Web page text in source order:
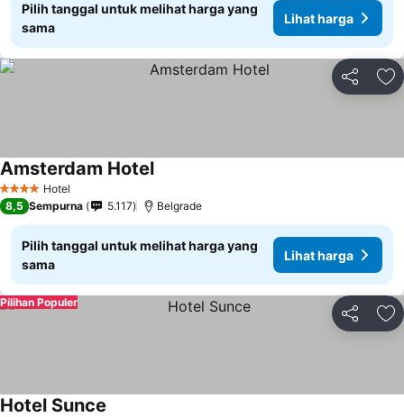
Pilih tanggal untuk melihat harga yang
sama
Lihat harga
Bagikan
4 BintangHotel
Amsterdam Hotel
8,5 Sempurna 5.117 Belgrade
Pilih tanggal untuk melihat harga yang
sama
Lihat harga
Bagikan
Pilihan Populer
Hotel Sunce